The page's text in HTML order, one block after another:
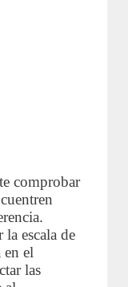
comprobar
la escala de
en el
las